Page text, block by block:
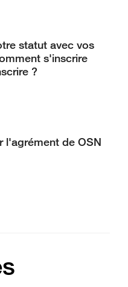
statut avec vos
s'inscrire
?
l'agrément de OSN